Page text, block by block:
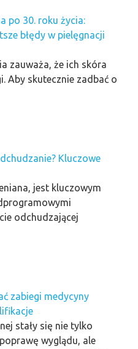
po 30. roku życia:
błędy w pielęgnacji
zauważa, że ich skóra
Aby skutecznie zadbać o
Kluczowe
jest kluczowym
odchudzającej
zabiegi medycyny
stały się nie tylko
wyglądu, ale